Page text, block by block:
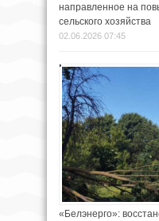
направленное на
сельского хозяйства
02.06.2026 07:45
«Белэнерго»: